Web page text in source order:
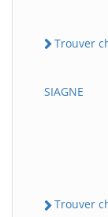
Trouver
SIAGNE
Trouver